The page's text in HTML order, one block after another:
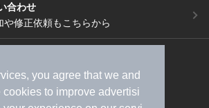
you agree that we and
cookies to improve advertisi
合わせ
修正依頼もこちらから
（資料請求）
広告出稿のご案内
ライフスタイルMEMBERS+規約